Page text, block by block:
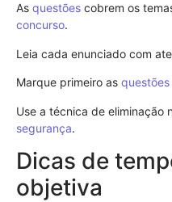
As questões cobrem os
concurso.
Leia cada enunciado com
Marque primeiro as questões
Use a técnica de eliminação
segurança.
Dicas de
objetiva